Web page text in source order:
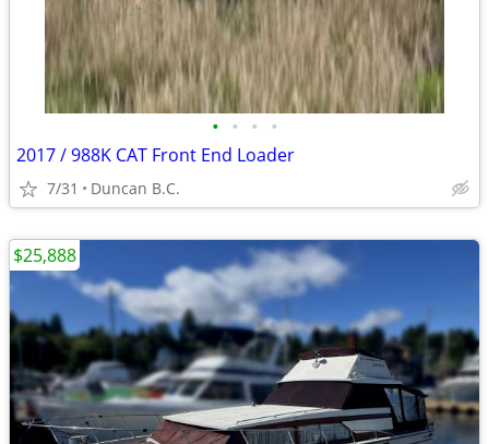
• • • •
2017 / 988K CAT Front End Loader
7/31 Duncan B.C.
$25,888